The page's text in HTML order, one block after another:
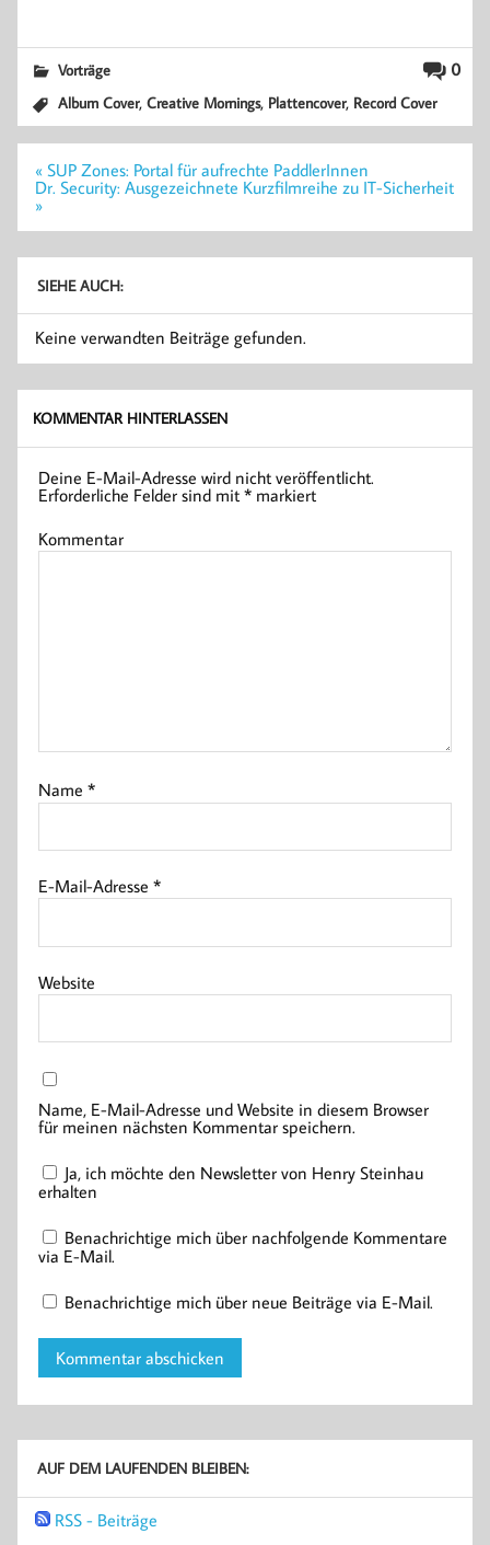
0
Vorträge
Album Cover,Creative Mornings, Plattencover, Record Cover
Beitragsnavigation
« SUP Zones: Portal für aufrechte PaddlerInnen
Dr. Security: Ausgezeichnete Kurzfilmreihe zu IT-Sicherheit
»
SIEHE AUCH:
Keine verwandten Beiträge gefunden.
KOMMENTAR HINTERLASSEN
Deine E-Mail-Adresse wird nicht veröffentlicht.
Erforderliche Felder sind mit* markiert
Kommentar
Name*
E-Mail-Adresse*
Website
Name, E-Mail-Adresse und Website in diesem Browser
für meinen nächsten Kommentar speichern.
Ja, ich möchte den Newsletter von Henry Steinhau
erhalten
Benachrichtige mich über nachfolgende Kommentare
via E-Mail.
Benachrichtige mich über neue Beiträge via E-Mail.
AUF DEM LAUFENDEN BLEIBEN:
RSS - Beiträge